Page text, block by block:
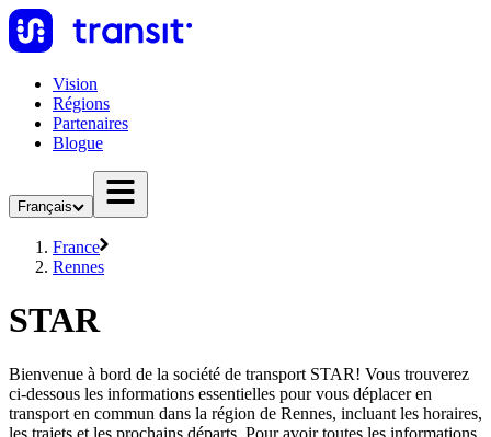
Vision
Régions
Partenaires
Blogue
Français
France
Rennes
STAR
Bienvenue à bord de la société de transport STAR! Vous trouverez
ci-dessous les informations essentielles pour vous déplacer en
transport en commun dans la région de Rennes, incluant les horaires,
les trajets et les prochains départs. Pour avoir toutes les informations